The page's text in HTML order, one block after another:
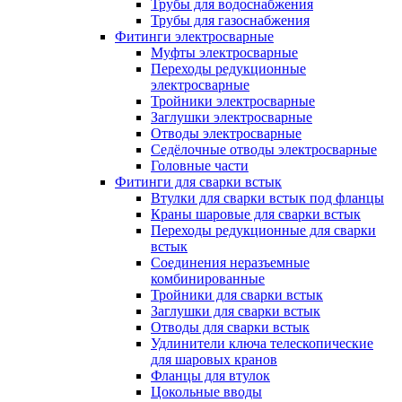
Трубы для водоснабжения
Трубы для газоснабжения
Фитинги электросварные
Муфты электросварные
Переходы редукционные
электросварные
Тройники электросварные
Заглушки электросварные
Отводы электросварные
Седёлочные отводы электросварные
Головные части
Фитинги для сварки встык
Втулки для сварки встык под фланцы
Краны шаровые для сварки встык
Переходы редукционные для сварки
встык
Соединения неразъемные
комбинированные
Тройники для сварки встык
Заглушки для сварки встык
Отводы для сварки встык
Удлинители ключа телескопические
для шаровых кранов
Фланцы для втулок
Цокольные вводы